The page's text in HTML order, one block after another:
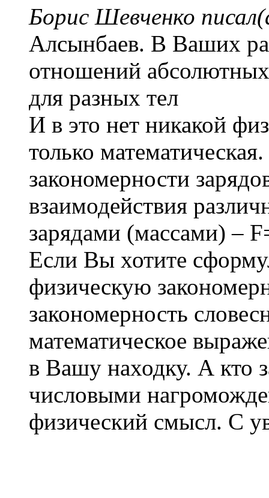
Борис Шевченко
Алсынбаев. В Ваших
отношений
для разных тел
И в это нет никакой
только
закономерности
взаимодействия
зарядами (массами) –
Если Вы хотите
физическую
закономерность
математическое
в Вашу находку. А кто
числовыми
физический смысл. С